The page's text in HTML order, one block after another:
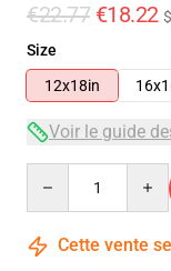
€22.77 €18.22
Size
12x18in
Voir le guide
Cette vente